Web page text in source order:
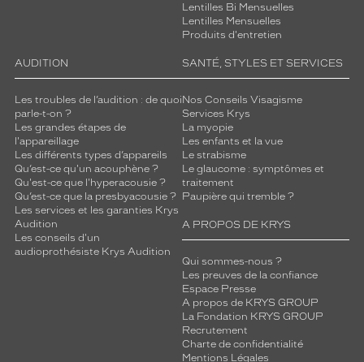
Lentilles Bi Mensuelles
Lentilles Mensuelles
Produits d'entretien
AUDITION
Les troubles de l’audition : de quoi
parle-t-on ?
Les grandes étapes de
l'appareillage
Les différents types d’appareils
Qu’est-ce qu'un acouphène ?
Qu'est-ce que l'hyperacousie ?
Qu’est-ce que la presbyacousie ?
Les services et les garanties Krys
Audition
Les conseils d'un
audioprothésiste Krys Audition
SANTÉ, STYLES ET SERVICES
Nos Conseils Visagisme
Services Krys
La myopie
Les enfants et la vue
Le strabisme
Le glaucome : symptômes et
traitement
Paupière qui tremble ?
A PROPOS DE KRYS
Qui sommes-nous ?
Les preuves de la confiance
Espace Presse
A propos de KRYS GROUP
La Fondation KRYS GROUP
Recrutement
Charte de confidentialité
Mentions Légales